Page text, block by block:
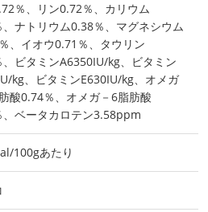
％、リン0.72％、カリウム
ナトリウム0.38％、マグネシウム
、イオウ0.71％、タウリン
ビタミンA6350IU/kg、ビタミン
kg、ビタミンE630IU/kg、オメガ
酸0.74％、オメガ－6脂肪酸
、ベータカロテン3.58ppm
100gあたり